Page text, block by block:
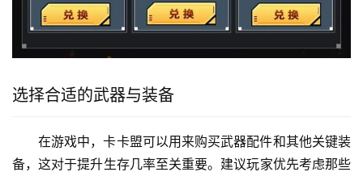
选择合适的武器与装备
在游戏中，卡卡盟可以用来购买武器配件和其他关键装
备，这对于提升生存几率至关重要。建议玩家优先考虑那些